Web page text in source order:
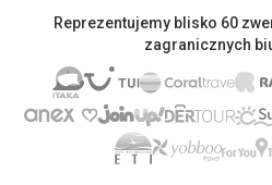
Reprezentujemy blisko 60
zagranicznych